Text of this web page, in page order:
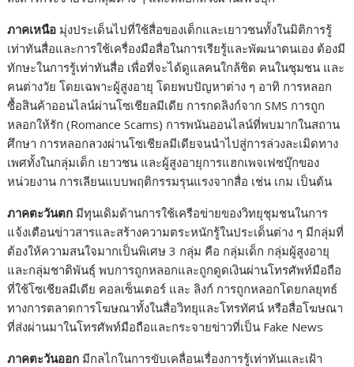
ภาคเหนือ มุ่งประเด็นไปที่ใช้สื่อของเด็กและเยาวชนทั้งในมิติการรู้
เท่าทันสื่อและการใช้เครื่องมือสื่อในการเรียรู้และพัฒนาตนเอง ต้องมี
ทักษะในการรู้เท่าทันสื่อ เพื่อที่จะได้ดูแลคนใกล้ชิด คนในชุมชน และ
คนต่างวัย โดยเฉพาะผู้สูงอายุ โดยพบปัญหาต่าง ๆ อาทิ การหลอก
ซื้อสินค้าออนไลน์ผ่านโซเชียลมีเดีย การกดลิงก์จาก SMS การถูก
หลอกให้รัก (Romance Scams) การพนันออนไลน์ที่พบมากในสถาน
ศึกษา การหลอกลวงผ่านโซเชียลมีเดียจนนําไปสู่การล่วงละเมิดทาง
เพศทั้งในกลุ่มเด็ก เยาวชน และผู้สูงอายุการแฮกเพจเฟซบุ๊กของ
หน่วยงาน การเลียนแบบพฤติกรรมรุนแรงจากสื่อ เช่น เกม เป็นต้น
ภาคตะวันตก มีทุนเดิมด้านการใช้เครือข่ายของวิทยุชุมชนในการ
แจ้งเตือนข่าวสารและสร้างความตระหนักรู้ในประเด็นต่าง ๆ มีกลุ่มที่
ต้องให้ความสนใจมากเป็นพิเศษ 3 กลุ่ม คือ กลุ่มเด็ก กลุ่มผู้สูงอายุ
และกลุ่มชาติพันธุ์ พบการถูกหลอกและถูกดูดเงินผ่านโทรศัพท์มือถือ
ที่ใช้โซเชียลมีเดีย คอลเซ็นเตอร์ และ ลิงก์ การถูกหลอกโดยกลยุทธ์
ทางการตลาดการโฆษณาทั้งในสื่อวิทยุและโทรทัศน์ หรือสื่อโฆษณา
ที่ส่งผ่านมาในโทรศัพท์มือถือและกระจายข่าวที่เป็น Fake News
ภาคตะวันออก มีกลไกในการขับเคลื่อนเรื่องการรู้เท่าทันและเฝ้า